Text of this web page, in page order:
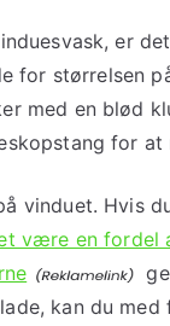
er
for størrelsen
med en blød
for
vinduet. Hvis
være en fordel
kan du